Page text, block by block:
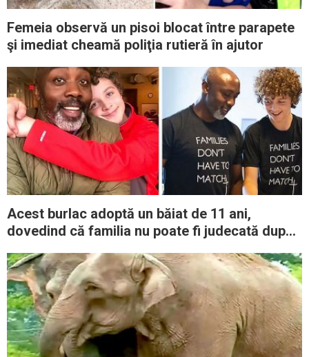
Femeia observă un pisoi blocat între parapete
şi imediat cheamă poliţia rutieră în ajutor
Acest burlac adoptă un băiat de 11 ani,
dovedind că familia nu poate fi judecată după